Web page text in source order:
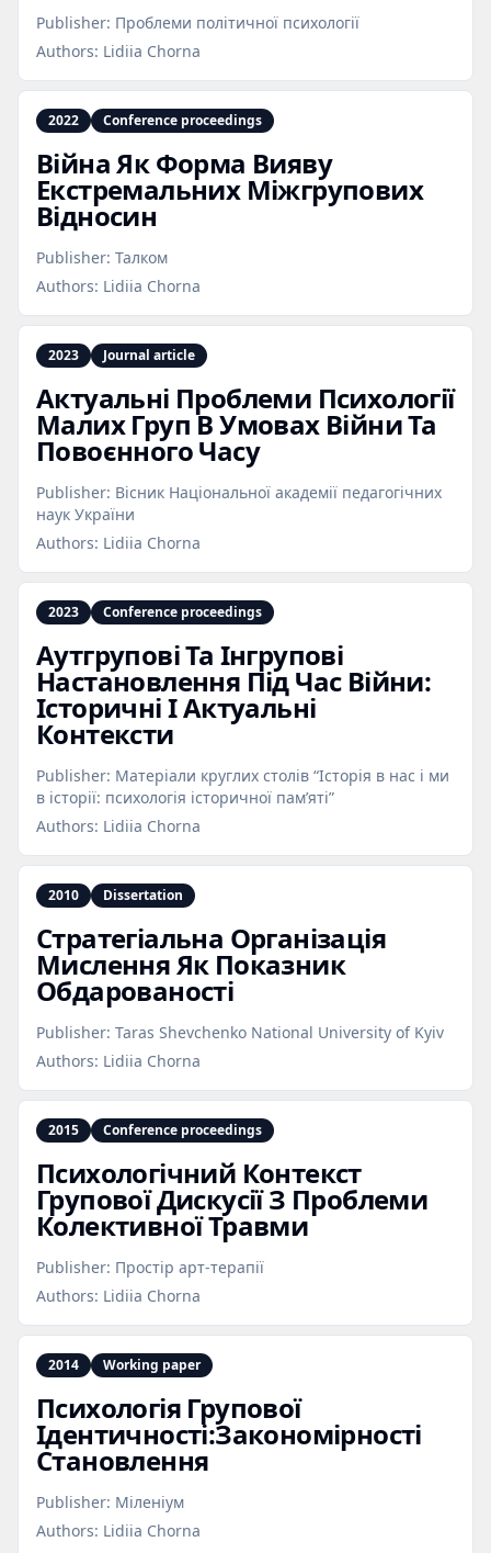
Publisher: Проблеми політичної психології
Authors: Lidiia Chorna
2022 Conference proceedings
Війна Як Форма Вияву
Екстремальних Міжгрупових
Відносин
Publisher: Талком
Authors: Lidiia Chorna
2023 Journal article
Актуальні Проблеми Психології
Малих Груп В Умовах Війни Та
Повоєнного Часу
Publisher: Вісник Національної академії педагогічних
наук України
Authors: Lidiia Chorna
2023 Conference proceedings
Аутгрупові Та Інгрупові
Настановлення Під Час Війни:
Історичні І Актуальні
Контексти
Publisher: Матеріали круглих столів “Історія в нас і ми
в історії: психологія історичної пам’яті”
Authors: Lidiia Chorna
2010 Dissertation
Стратегіальна Організація
Мислення Як Показник
Обдарованості
Publisher: Taras Shevchenko National University of Kyiv
Authors: Lidiia Chorna
2015 Conference proceedings
Психологічний Контекст
Групової Дискусії З Проблеми
Колективної Травми
Publisher: Простір арт-терапії
Authors: Lidiia Chorna
2014 Working paper
Психологія Групової
Ідентичності:Закономірності
Становлення
Publisher: Міленіум
Authors: Lidiia Chorna